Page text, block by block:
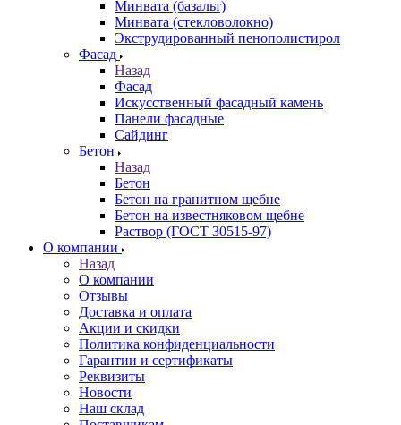
Минвата (базальт)
Минвата (стекловолокно)
Экструдированный пенополистирол
Фасад
Назад
Фасад
Искусственный фасадный камень
Панели фасадные
Сайдинг
Бетон
Назад
Бетон
Бетон на гранитном щебне
Бетон на известняковом щебне
Раствор (ГОСТ 30515-97)
О компании
Назад
О компании
Отзывы
Доставка и оплата
Акции и скидки
Политика конфиденциальности
Гарантии и сертификаты
Реквизиты
Новости
Наш склад